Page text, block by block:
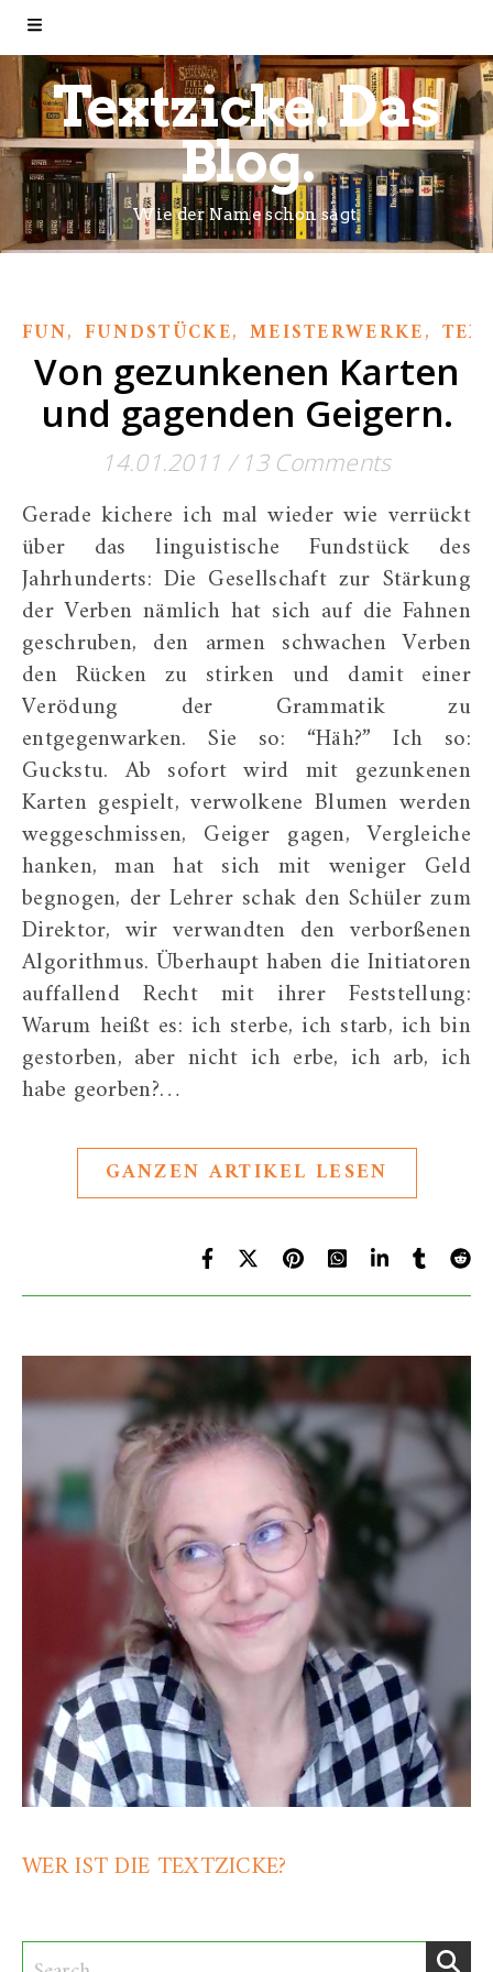
Textzicke. Das
Blog.
Wie der Name schon sagt.
FUN, FUNDSTÜCKE, MEISTERWERKE,
Von gezunkenen Karten
und gagenden Geigern.
14.01.2011 / 13 Comments
Gerade kichere ich mal wieder wie verrückt
über das linguistische Fundstück des
Jahrhunderts: Die Gesellschaft zur Stärkung
der Verben nämlich hat sich auf die Fahnen
geschruben, den armen schwachen Verben
den Rücken zu stirken und damit einer
Verödung der Grammatik zu
entgegenwarken. Sie so: “Häh?” Ich so:
Guckstu. Ab sofort wird mit gezunkenen
Karten gespielt, verwolkene Blumen werden
weggeschmissen, Geiger gagen, Vergleiche
hanken, man hat sich mit weniger Geld
begnogen, der Lehrer schak den Schüler zum
Direktor, wir verwandten den verborßenen
Algorithmus. Überhaupt haben die Initiatoren
auffallend Recht mit ihrer Feststellung:
Warum heißt es: ich sterbe, ich starb, ich bin
gestorben, aber nicht ich erbe, ich arb, ich
habe georben?…
GANZEN ARTIKEL LESEN
WER IST DIE TEXTZICKE?